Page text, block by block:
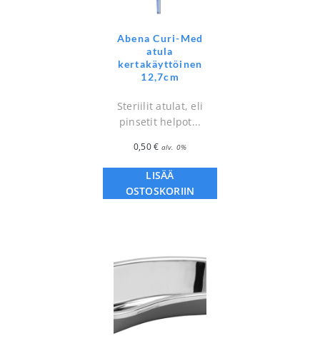
Abena Curi-Med
atula
kertakäyttöinen
12,7cm
Steriilit atulat, eli
pinsetit helpot...
0,50€ alv. 0%
LISÄÄ
OSTOSKORIIN